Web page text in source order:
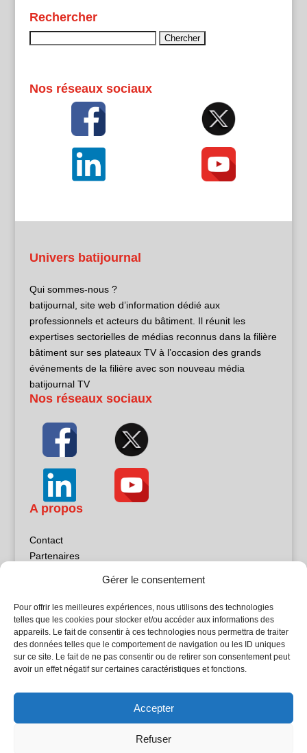
Gérer le consentement
Pour offrir les meilleures expériences, nous utilisons des technologies
telles que les cookies pour stocker et/ou accéder aux informations des
appareils. Le fait de consentir à ces technologies nous permettra de traiter
des données telles que le comportement de navigation ou les ID uniques
sur ce site. Le fait de ne pas consentir ou de retirer son consentement peut
avoir un effet négatif sur certaines caractéristiques et fonctions.
Accepter
Refuser
Rechercher
Nos réseaux sociaux
Univers batijournal
Qui sommes-nous ?
batijournal, site web d’information dédié aux
professionnels et acteurs du bâtiment. Il réunit les
expertises sectorielles de médias reconnus dans la filière
bâtiment sur ses plateaux TV à l’occasion des grands
événements de la filière avec son nouveau média
batijournal TV
Nos réseaux sociaux
A propos
Contact
Partenaires
Politique de confidentialité
Sites partenaires
5Façades
Atrium Patrimoine